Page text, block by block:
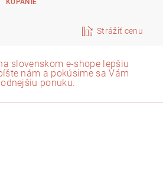
KÚPANIE
Strážiť cenu
slovenskom e-shope lepšiu
nám a pokúsime sa Vám
ponuku.